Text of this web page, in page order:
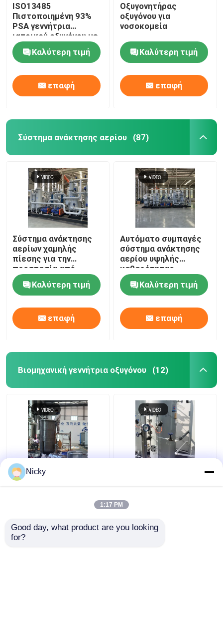
ISO13485
Πιστοποιημένη 93%
PSA γεννήτρια
ιατρικού οξυγόνου με
σταθμό πλήρωσης
Καλύτερη τιμή
επαφή
Οξυγονητήρας
οξυγόνου για
νοσοκομεία
Καλύτερη τιμή
επαφή
Σύστημα ανάκτησης αερίου (87)
Σύστημα ανάκτησης
αερίων χαμηλής
πίεσης για την
προστασία από
εκρήξεις μονάδα
ανάκτησης υδρογόνου
Καλύτερη τιμή
επαφή
Αυτόματο συμπαγές
σύστημα ανάκτησης
αερίου υψηλής
καθαρότητας
Καλύτερη τιμή
επαφή
Βιομηχανική γεννήτρια οξυγόνου (12)
ISO9001 Μηχανή
γεννήτριας οξυγόνου
Συμπλέξτε και παίξτε
για την πλήρωση
κυλίνδρων
Nicky
1:17 PM
Good day, what product are you looking
for?